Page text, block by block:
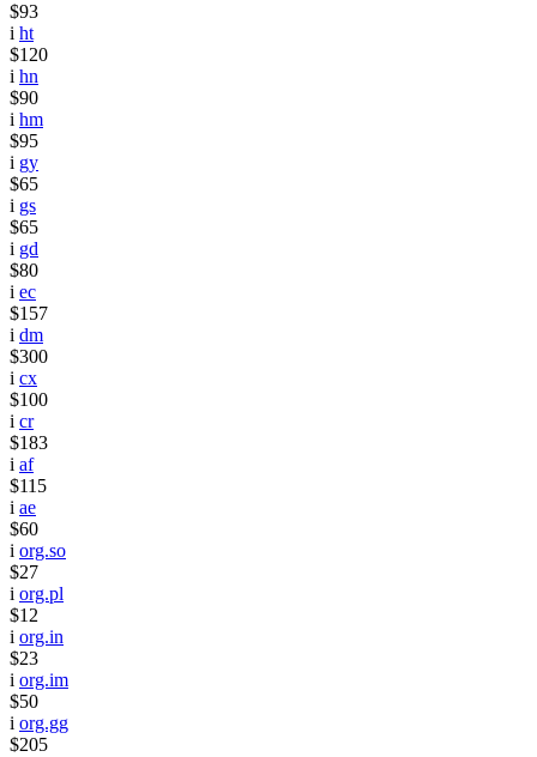
$93
i ht
$120
i hn
$90
i hm
$95
i gy
$65
i gs
$65
i gd
$80
i ec
$157
i dm
$300
i cx
$100
i cr
$183
i af
$115
i ae
$60
i org.so
$27
i org.pl
$12
i org.in
$23
i org.im
$50
i org.gg
$205